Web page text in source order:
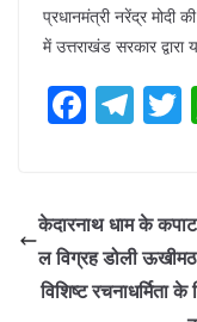
प्रधानमंत्री नरेंद्र मोदी
में उत्तराखंड सरकार
F
b
o
o
T
gr
a
m
केदारनाथ धाम के
ल विग्रह डोली
विशिष्ट रचनाधर्मिता